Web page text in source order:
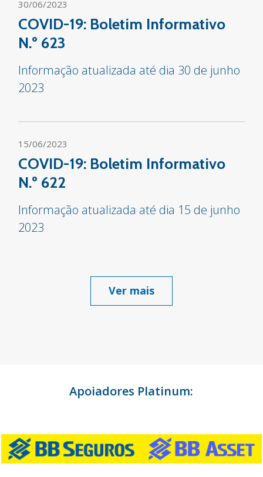
30/06/2023
COVID-19: Boletim Informativo
N.º 623
Informação atualizada até dia 30 de junho
2023
15/06/2023
COVID-19: Boletim Informativo
N.º 622
Informação atualizada até dia 15 de junho
2023
Ver mais
Apoiadores Platinum: